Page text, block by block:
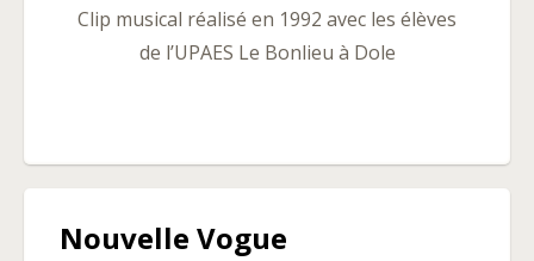
Clip musical réalisé en 1992 avec les élèves
de l’UPAES Le Bonlieu à Dole
Nouvelle Vogue